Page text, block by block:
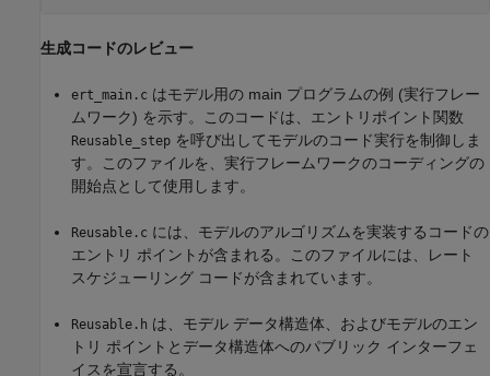
生成コードのレビュー
ert_main.c はモデル用の main プログラムの例 (実行フレー
ムワーク) を示す。このコードは、エントリポイント関数
Reusable_step を呼び出してモデルのコード実行を制御しま
す。このファイルを、実行フレームワークのコーディングの
開始点として使用します。
Reusable.c には、モデルのアルゴリズムを実装するコードの
エントリ ポイントが含まれる。このファイルには、レート
スケジューリング コードが含まれています。
Reusable.h は、モデル データ構造体、およびモデルのエン
トリ ポイントとデータ構造体へのパブリック インターフェ
イスを宣言する。